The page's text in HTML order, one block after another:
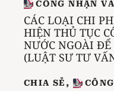
CÔNG NHẬN
CÁC LOẠI CHI
HIỆN THỦ TỤC
NƯỚC NGOÀI
(LUẬT SƯ TƯ
CHIA SẺ ,